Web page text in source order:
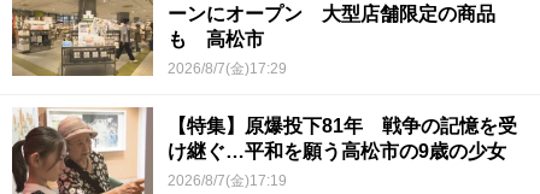
ーンにオープン 大型店舗限定の商品
も 高松市
2026/8/7(金)17:29
【特集】原爆投下81年 戦争の記憶を受
け継ぐ…平和を願う高松市の9歳の少女
2026/8/7(金)17:19